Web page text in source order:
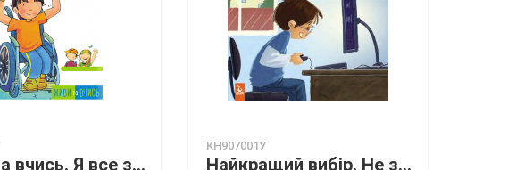
Живи та вчись. Я все зможу
КН907001У
Найкращий вибір. Не зловживаємо відеоіграми